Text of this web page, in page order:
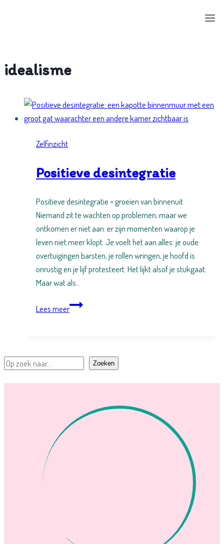
idealisme
Zelfinzicht
Positieve desintegratie
Positieve desintegratie = groeien van binnenuit
Niemand zit te wachten op problemen, maar we
ontkomen er niet aan: er zijn momenten waarop je
leven niet meer klopt. Je voelt het aan alles: je oude
overtuigingen barsten, je rollen wringen, je hoofd is
onrustig en je lijf protesteert. Het lijkt alsof je stukgaat.
Maar wat als…
Lees meerPositieve
Zoeken Zoeken